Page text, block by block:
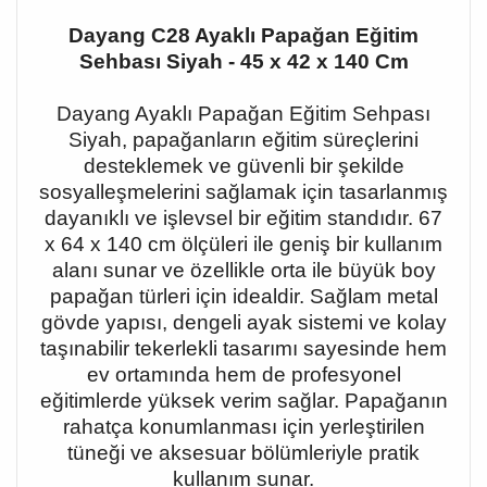
Dayang C28 Ayaklı Papağan Eğitim
Sehbası Siyah - 45 x 42 x 140 Cm
Dayang Ayaklı Papağan Eğitim Sehpası
Siyah, papağanların eğitim süreçlerini
desteklemek ve güvenli bir şekilde
sosyalleşmelerini sağlamak için tasarlanmış
dayanıklı ve işlevsel bir eğitim standıdır. 67
x 64 x 140 cm ölçüleri ile geniş bir kullanım
alanı sunar ve özellikle orta ile büyük boy
papağan türleri için idealdir. Sağlam metal
gövde yapısı, dengeli ayak sistemi ve kolay
taşınabilir tekerlekli tasarımı sayesinde hem
ev ortamında hem de profesyonel
eğitimlerde yüksek verim sağlar. Papağanın
rahatça konumlanması için yerleştirilen
tüneği ve aksesuar bölümleriyle pratik
kullanım sunar.